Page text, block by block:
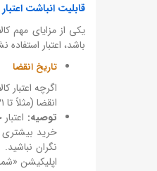
قابلیت انباشت
یکی از مزایای مهم
باشد، اعتبار
تاریخ انقضا
اگرچه
انقضا (مثلاً تا ۳۱ اسفند) تعیین می‌کند. بنابراین، توصیه می‌شود حتماً تاریخ انقضای اعتبار خود را در اپلیکیشن «شما» یا سامانه refah.ir بررسی کنید.
توصیه:
خرید بیشتری
نگران
اپلیکیشن